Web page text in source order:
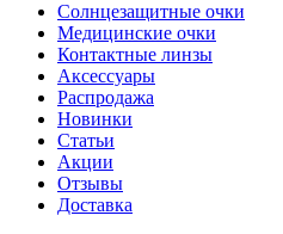
Солнцезащитные очки
Медицинские очки
Контактные линзы
Аксессуары
Распродажа
Новинки
Статьи
Акции
Отзывы
Доставка